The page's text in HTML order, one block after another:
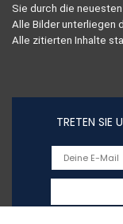
Sie durch die
Alle Bilder unterliegen
Alle zitierten Inhalte
TRETEN SIE